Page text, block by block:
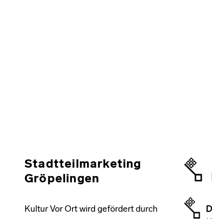
Stadtteilmarketing
Gröpelingen
Kultur Vor Ort wird gefördert durch